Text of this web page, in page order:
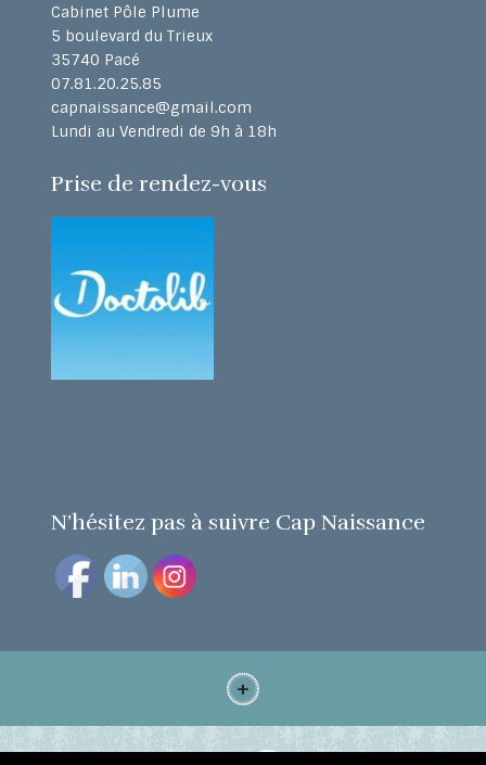
Cabinet Pôle Plume
5 boulevard du Trieux
35740 Pacé
07.81.20.25.85
capnaissance@gmail.com
Lundi au Vendredi de 9h à 18h
Prise de rendez-vous
N’hésitez pas à suivre Cap Naissance
+